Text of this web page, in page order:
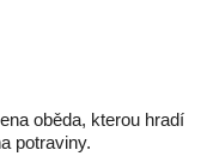
oběda, kterou hradí
potraviny.